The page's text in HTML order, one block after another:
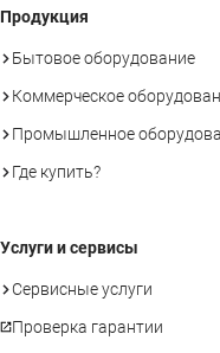
Продукция
Бытовое оборудование
Коммерческое
Промышленное
Где купить?
Услуги и сервисы
Сервисные услуги
Проверка гарантии